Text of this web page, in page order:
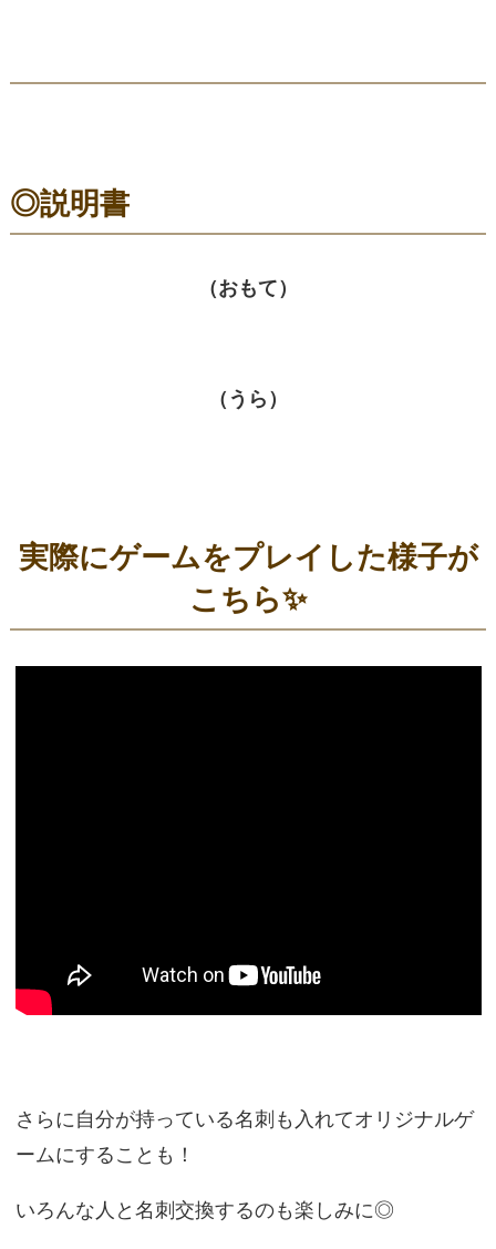
◎説明書
（おもて）
（うら）
実際にゲームをプレイした様子が
こちら✨
さらに自分が持っている名刺も入れてオリジナルゲ
ームにすることも！
いろんな人と名刺交換するのも楽しみに◎